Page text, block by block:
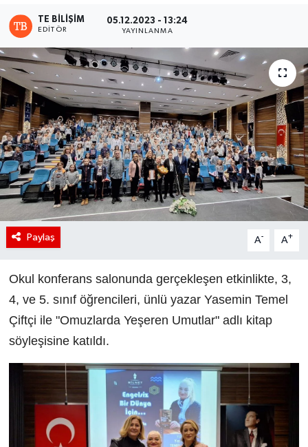
TE BILIŞIM
EDITÖR
05.12.2023 - 13:24
YAYINLANMA
Paylaş A- A+
Okul konferans salonunda gerçekleşen etkinlikte, 3,
4, ve 5. sınıf öğrencileri, ünlü yazar Yasemin Temel
Çiftçi ile "Omuzlarda Yeşeren Umutlar" adlı kitap
söyleşisine katıldı.